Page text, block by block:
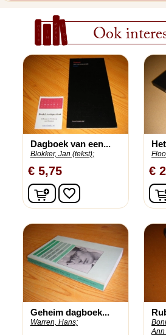
Ook
Dagboek van een...
Blokker, Jan (tekst);
€ 5,75
In winkelwagen
favorite_border
€
Geheim dagboek...
Warren, Hans;
Ann